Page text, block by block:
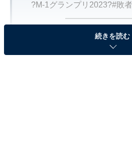
?M-1グランプリ2023?#敗
現在ネタ中のコ
#ナイチンゲール
続きを読む